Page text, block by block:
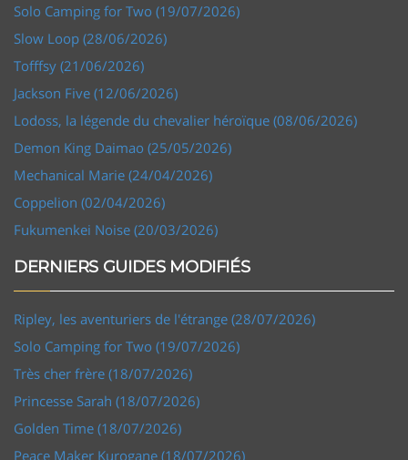
Solo Camping for Two (19/07/2026)
Slow Loop (28/06/2026)
Tofffsy (21/06/2026)
Jackson Five (12/06/2026)
Lodoss, la légende du chevalier héroïque (08/06/2026)
Demon King Daimao (25/05/2026)
Mechanical Marie (24/04/2026)
Coppelion (02/04/2026)
Fukumenkei Noise (20/03/2026)
DERNIERS GUIDES MODIFIÉS
Ripley, les aventuriers de l'étrange (28/07/2026)
Solo Camping for Two (19/07/2026)
Très cher frère (18/07/2026)
Princesse Sarah (18/07/2026)
Golden Time (18/07/2026)
Peace Maker Kurogane (18/07/2026)